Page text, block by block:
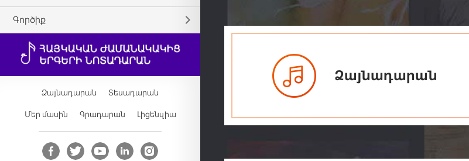
Գործիք
Ձայնադարան Տեսադարան
Մեր մասին Գրադարան Լիցենզիա
Ձայնադարան